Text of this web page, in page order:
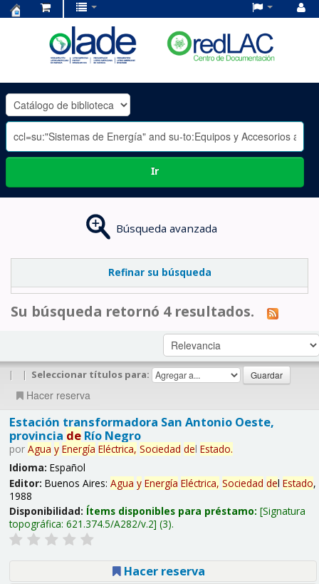
OLADE
-
Ir
Búsqueda avanzada
Refinar su búsqueda
Su búsqueda retornó 4 resultados.
| | Seleccionar títulos para:
Hacer reserva
Estación transformadora San Antonio Oeste,
provincia deRío Negro
por Agua y Energía Eléctrica, Sociedad del Estado.
Idioma: Español
Editor: Buenos Aires: Agua y Energía Eléctrica, Sociedad del Estado,
1988
Disponibilidad: Ítems disponibles para préstamo: Signatura
topográfica: 621.374.5/A282/v.2 (3).
Hacer reserva